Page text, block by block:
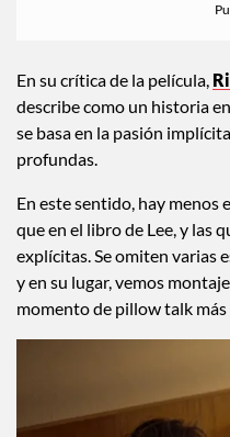
En su crítica de la película,
describe como un historia
se basa en la pasión
profundas.
En este sentido, hay menos
que en el libro de Lee, y las
explícitas. Se omiten varias
y en su lugar, vemos
momento de pillow talk